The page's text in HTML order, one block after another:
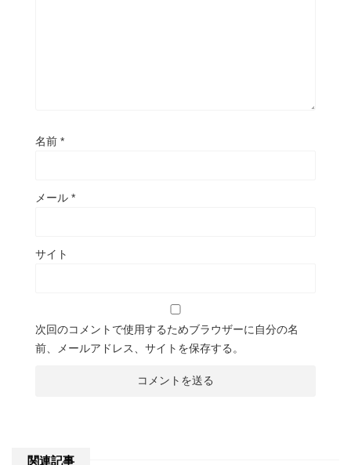
名前 *
メール *
サイト
次回のコメントで使用するためブラウザーに自分の名
前、メールアドレス、サイトを保存する。
関連記事